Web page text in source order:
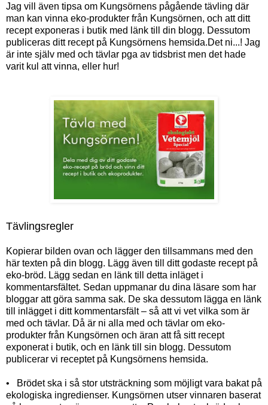
Jag vill även tipsa om Kungsörnens pågående tävling där
man kan vinna eko-produkter från Kungsörnen, och att ditt
recept exponeras i butik med länk till din blogg. Dessutom
publiceras ditt recept på Kungsörnens hemsida.Det ni...! Jag
är inte själv med och tävlar pga av tidsbrist men det hade
varit kul att vinna, eller hur!
Tävlingsregler
Kopierar bilden ovan och lägger den tillsammans med den
här texten på din blogg. Lägg även till ditt godaste recept på
eko-bröd. Lägg sedan en länk till detta inläget i
kommentarsfältet. Sedan uppmanar du dina läsare som har
bloggar att göra samma sak. De ska dessutom lägga en länk
till inlägget i ditt kommentarsfält – så att vi vet vilka som är
med och tävlar. Då är ni alla med och tävlar om eko-
produkter från Kungsörnen och äran att få sitt recept
exponerat i butik, och en länk till sin blogg. Dessutom
publicerar vi receptet på Kungsörnens hemsida.
•
Brödet ska i så stor utsträckning som möjligt vara bakat på
ekologiska ingredienser. Kungsörnen utser vinnaren baserat